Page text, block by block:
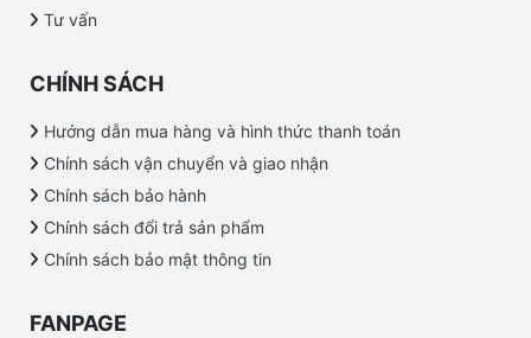
Tư vấn
CHÍNH SÁCH
Hướng dẫn mua hàng và hình thức thanh toán
Chính sách vận chuyển và giao nhận
Chính sách bảo hành
Chính sách đổi trả sản phẩm
Chính sách bảo mật thông tin
FANPAGE